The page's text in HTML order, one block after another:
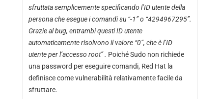
sfruttata semplicemente specificando l’ID utente della
persona che esegue i comandi su “-1” o “4294967295”.
Grazie al bug, entrambi questi ID utente
automaticamente risolvono il valore “0”, che è l’ID
utente per l’accesso root” . Poiché Sudo non richiede
una password per eseguire comandi, Red Hat la
definisce come vulnerabilità relativamente facile da
sfruttare.